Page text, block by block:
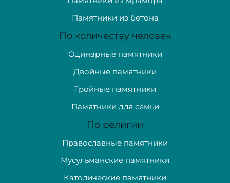
Памятники из бетона
По количеству человек
Одинарные памятники
Двойные памятники
Тройные памятники
Памятники для семьи
По религии
Православные памятники
Мусульманские памятники
Католические памятники